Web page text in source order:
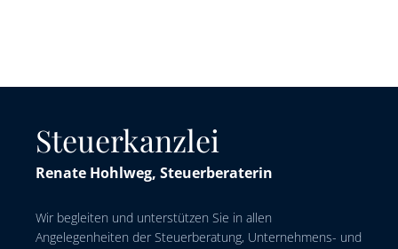
Steuerkanzlei
Renate Hohlweg, Steuerberaterin
Wir begleiten und unterstützen Sie in allen
Angelegenheiten der Steuerberatung, Unternehmens- und